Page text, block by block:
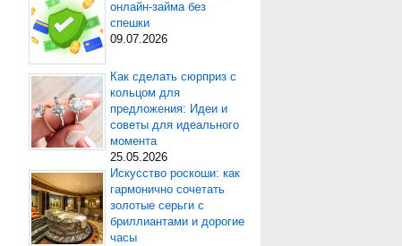
онлайн-займа без
спешки
09.07.2026
Как сделать сюрприз с
кольцом для
предложения: Идеи и
советы для идеального
момента
25.05.2026
Искусство роскоши: как
гармонично сочетать
золотые серьги с
бриллиантами и дорогие
часы